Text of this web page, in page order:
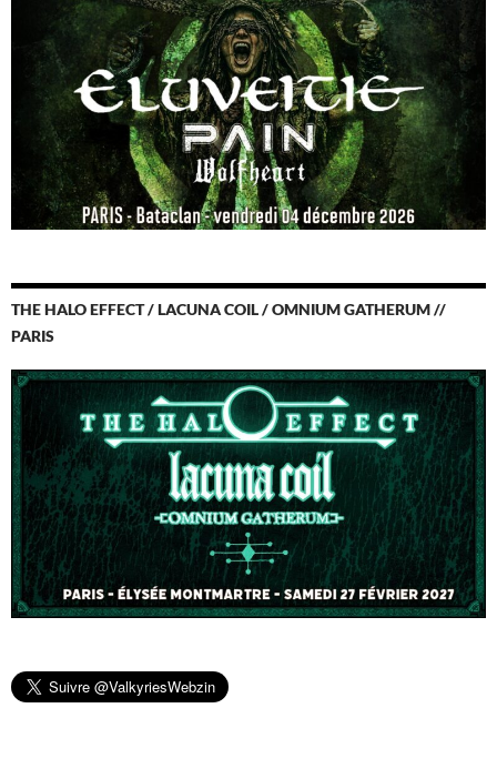
THE HALO EFFECT / LACUNA COIL / OMNIUM GATHERUM //
PARIS